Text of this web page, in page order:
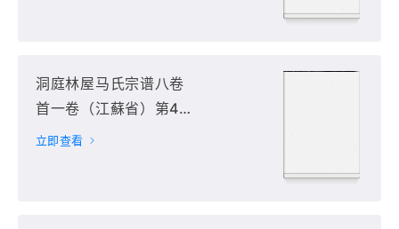
洞庭林屋马氏宗谱八卷
首一卷（江蘇省）第4
册
立即查看